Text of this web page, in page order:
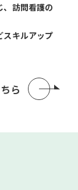
、訪問看護の
スキルアップ
ら